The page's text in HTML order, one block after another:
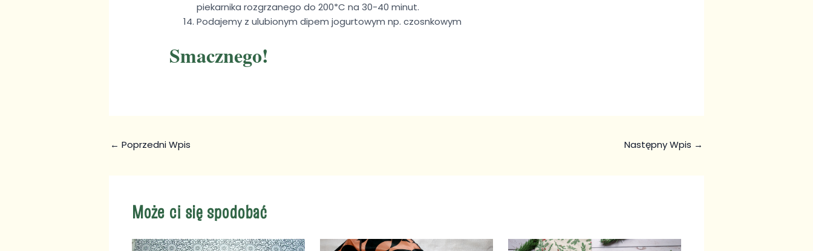
piekarnika rozgrzanego do 200*C na 30-40 minut.
Podajemy z ulubionym dipem jogurtowym np. czosnkowym
Smacznego!
← Poprzedni Wpis Następny Wpis →
Może ci się spodobać